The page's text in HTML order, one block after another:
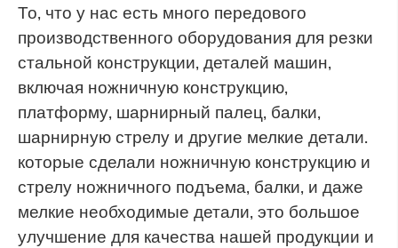
То, что у нас есть много передового
производственного оборудования для резки
стальной конструкции, деталей машин,
включая ножничную конструкцию,
платформу, шарнирный палец, балки,
шарнирную стрелу и другие мелкие детали.
которые сделали ножничную конструкцию и
стрелу ножничного подъема, балки, и даже
мелкие необходимые детали, это большое
улучшение для качества нашей продукции и